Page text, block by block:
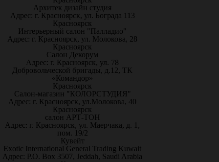
Архитек дизайн студия
Адрес: г. Красноярск, ул. Бограда 113
Красноярск
Интерьерный салон "Палладио"
Адрес: г. Красноярск, ул. Молокова, 28
Красноярск
Салон Декорум
Адрес: г. Красноярск, ул. 78
Добровольческой бригады, д.12, ТК
«Командор»
Красноярск
Салон-магазин "КОЛОРСТУДИЯ"
Адрес: г. Красноярск, ул.Молокова, 40
Красноярск
салон АРТ-ТОН
Адрес: г. Красноярск, ул. Маерчака, д. 1,
пом. 19/2
Кувейт
Exotic International General Trading Kuwait
Адрес: P.O. Box 3507, Jeddah, Saudi Arabia